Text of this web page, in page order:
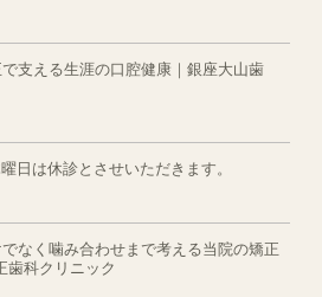
で支える生涯の口腔健康｜銀座大山歯
は休診とさせいただきます。
でなく噛み合わせまで考える当院の矯正
歯科クリニック